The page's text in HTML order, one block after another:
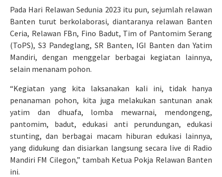
Pada Hari Relawan Sedunia 2023 itu pun, sejumlah relawan
Banten turut berkolaborasi, diantaranya relawan Banten
Ceria, Relawan FBn, Fino Badut, Tim of Pantomim Serang
(ToPS), S3 Pandeglang, SR Banten, IGI Banten dan Yatim
Mandiri, dengan menggelar berbagai kegiatan lainnya,
selain menanam pohon.
“Kegiatan yang kita laksanakan kali ini, tidak hanya
penanaman pohon, kita juga melakukan santunan anak
yatim dan dhuafa, lomba mewarnai, mendongeng,
pantomim, badut, edukasi anti perundungan, edukasi
stunting, dan berbagai macam hiburan edukasi lainnya,
yang didukung dan disiarkan langsung secara live di Radio
Mandiri FM Cilegon,” tambah Ketua Pokja Relawan Banten
ini.